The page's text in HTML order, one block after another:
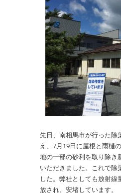
先日、南相馬市が行った除
え、7月19日に屋根と雨樋
地の一部の砂利を取り除き
いただきました。これで除
した。弊社としても放射線
放され、安堵しています。